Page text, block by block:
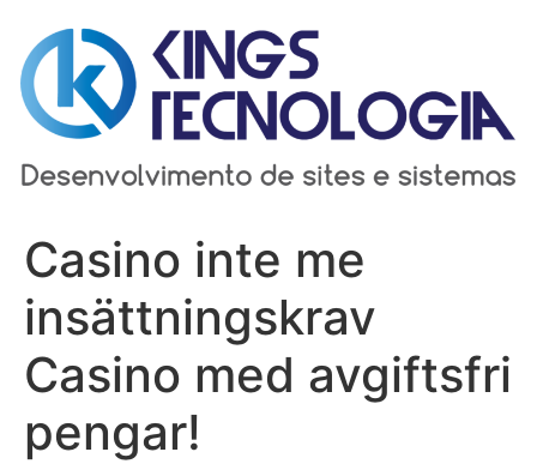
para
conteúdo
Casino inte me
insättningskrav
Casino med avgiftsfri
pengar!